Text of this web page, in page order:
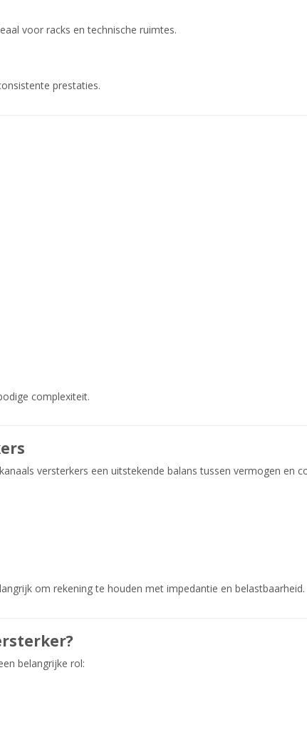
voor racks en technische ruimtes.
prestaties.
complexiteit.
versterkers een uitstekende balans tussen vermogen en
om rekening te houden met impedantie en belastbaarheid.
belangrijke rol: